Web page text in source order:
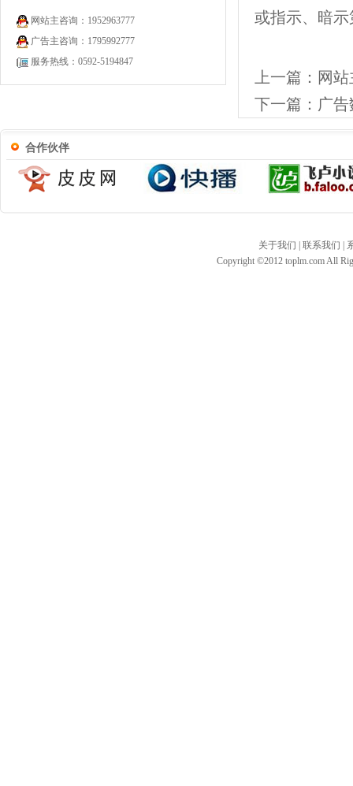
网站主咨询：1952963777
广告主咨询：1795992777
服务热线：0592-5194847
或指示、暗
上一篇： 网
下一篇： 广
合作伙伴
关于我们 | 联系我们 |
Copyright ©2012 toplm.com All